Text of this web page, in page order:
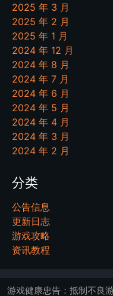
2025 年 3 月
2025 年 2 月
2025 年 1 月
2024 年 12 月
2024 年 8 月
2024 年 7 月
2024 年 6 月
2024 年 5 月
2024 年 4 月
2024 年 3 月
2024 年 2 月
分类
公告信息
更新日志
游戏攻略
资讯教程
游戏健康忠告：抵制不良